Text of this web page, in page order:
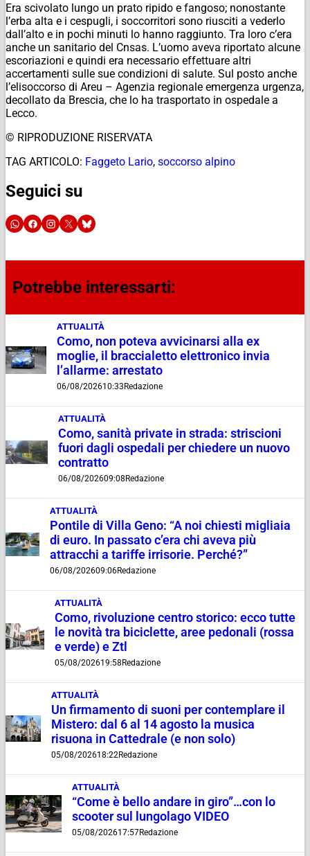
Era scivolato lungo un prato ripido e fangoso; nonostante
l’erba alta e i cespugli, i soccorritori sono riusciti a vederlo
dall’alto e in pochi minuti lo hanno raggiunto. Tra loro c’era
anche un sanitario del Cnsas. L’uomo aveva riportato alcune
escoriazioni e quindi era necessario effettuare altri
accertamenti sulle sue condizioni di salute. Sul posto anche
l’elisoccorso di Areu – Agenzia regionale emergenza urgenza,
decollato da Brescia, che lo ha trasportato in ospedale a
Lecco.
© RIPRODUZIONE RISERVATA
TAG ARTICOLO: Faggeto Lario, soccorso alpino
Seguici su
Potrebbe interessarti:
ATTUALITÀ
Como, non poteva avvicinarsi alla ex
moglie, il braccialetto elettronico invia
l’allarme: arrestato
06/08/202610:33 Redazione
ATTUALITÀ
Como, sanità private in strada: striscioni
fuori dagli ospedali per chiedere un nuovo
contratto
06/08/202609:08 Redazione
ATTUALITÀ
Pontile di Villa Geno: “A noi chiesti migliaia
di euro. In passato c’era chi aveva più
attracchi a tariffe irrisorie. Perché?”
06/08/202609:06Redazione
ATTUALITÀ
Como, rivoluzione centro storico: ecco tutte
le novità tra biciclette, aree pedonali (rossa
e verde) e Ztl
05/08/202619:58 Redazione
ATTUALITÀ
Un firmamento di suoni per contemplare il
Mistero: dal 6 al 14 agosto la musica
risuona in Cattedrale (e non solo)
05/08/202618:22Redazione
ATTUALITÀ
“Come è bello andare in giro”…con lo
scooter sul lungolago VIDEO
05/08/202617:57Redazione